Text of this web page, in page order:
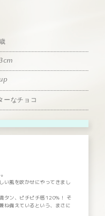
ーなチョコ
い風を吹かせにやってきまし
タン、ピチピチ感120%！ そ
ね備えているという、まさに